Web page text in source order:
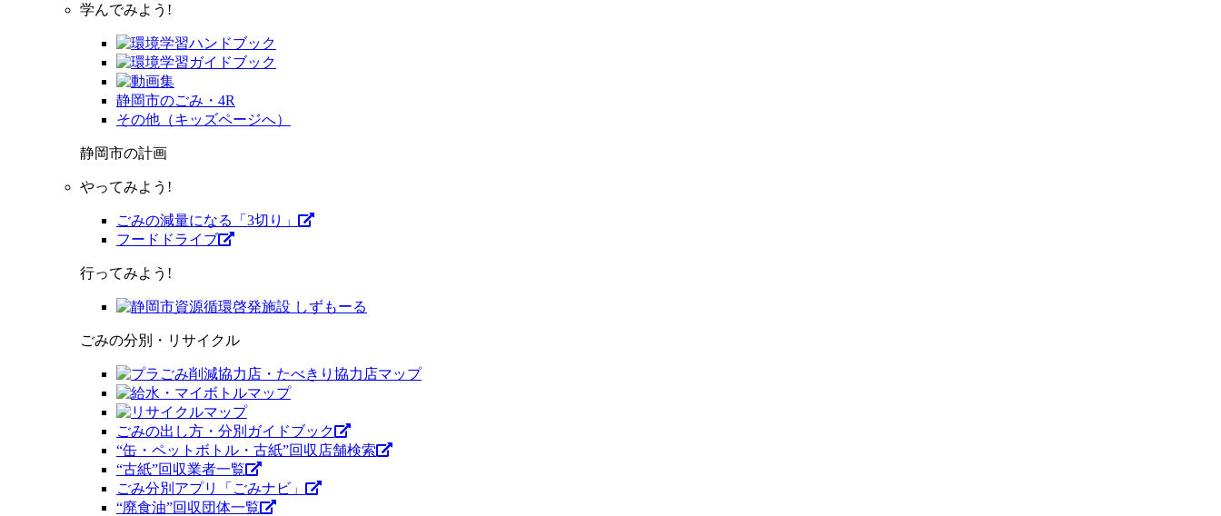
学んでみよう!
静岡市のごみ・4R
その他（キッズページへ）
静岡市の計画
やってみよう!
ごみの減量になる「3切り」
フードドライブ
行ってみよう!
ごみの分別・リサイクル
ごみの出し方・分別ガイドブック
“缶・ペットボトル・古紙”回収店舗検索
“古紙”回収業者一覧
ごみ分別アプリ「ごみナビ」
“廃食油”回収団体一覧